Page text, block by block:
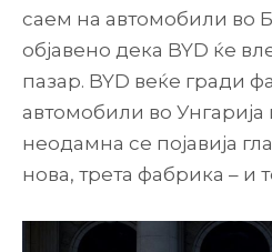
саем на автомобили во
објавено дека BYD ќе
пазар. BYD веќе гради
автомобили во Унгарија
неодамна се појавија
нова, трета фабрика – и